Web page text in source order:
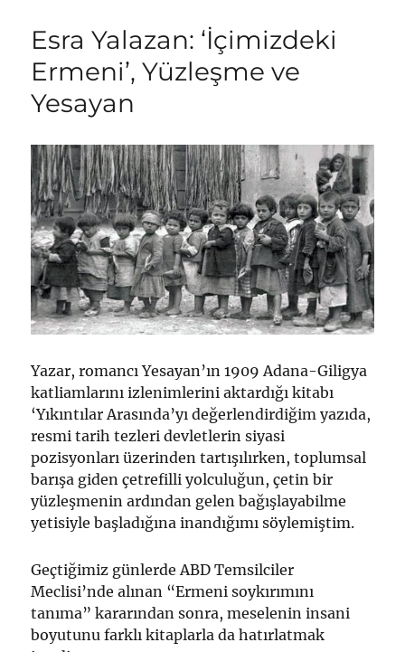
Esra Yalazan: ‘İçimizdeki
Ermeni’, Yüzleşme ve
Yesayan
Yazar, romancı Yesayan’ın 1909 Adana-Giligya
katliamlarını izlenimlerini aktardığı kitabı
‘Yıkıntılar Arasında’yı değerlendirdiğim yazıda,
resmi tarih tezleri devletlerin siyasi
pozisyonları üzerinden tartışılırken, toplumsal
barışa giden çetrefilli yolculuğun, çetin bir
yüzleşmenin ardından gelen bağışlayabilme
yetisiyle başladığına inandığımı söylemiştim.
Geçtiğimiz günlerde ABD Temsilciler
Meclisi’nde alınan “Ermeni soykırımını
tanıma” kararından sonra, meselenin insani
boyutunu farklı kitaplarla da hatırlatmak